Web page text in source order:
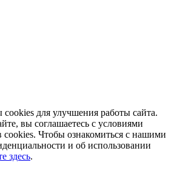
для улучшения работы сайта.
вы соглашаетесь с условиями
cookies. Чтобы ознакомиться с нашими
и об использовании
здесь.